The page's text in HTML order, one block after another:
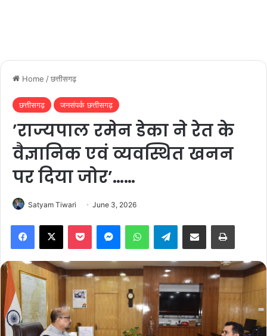
Home /छत्तीसगढ़
छत्तीसगढ़ जनसंपर्क छत्तीसगढ़
’राज्यपाल रमेन डेका ने रेत के
वैज्ञानिक एवं व्यवस्थित खनन
पर दिया जोर’……
Satyam Tiwari June 3, 2026
Telegram